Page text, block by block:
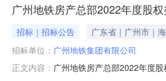
广州地铁房产总部2022年度股
招标｜招标公告
广东省｜广州市｜
招标单位： 广州地铁集团有限公司
正文内容： 广州地铁房产总部2022年度